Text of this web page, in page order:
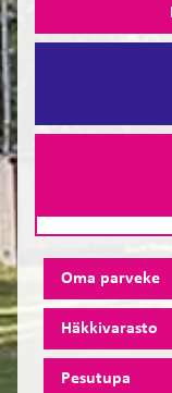
Oma parveke
Häkkivarasto
Pesutupa